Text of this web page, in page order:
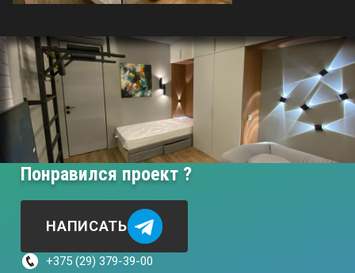
Понравился проект ?
НАПИСАТЬ
+375 (29) 379-39-00